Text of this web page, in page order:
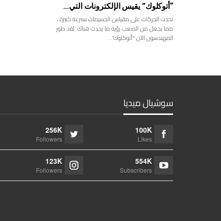
“أتوكلوك” يقيس الإلكترونات التي…
تحدث الحركات على مقياس الجسيمات بسرعة كبيرة ،
مما يجعل من الصعب رؤية ما يحدث هناك. لقد طور
المهندسون الآن "أتوكلوك"…
سوشيال ميديا
100K
Likes
256K
Followers
554K
Subscribers
123K
Followers